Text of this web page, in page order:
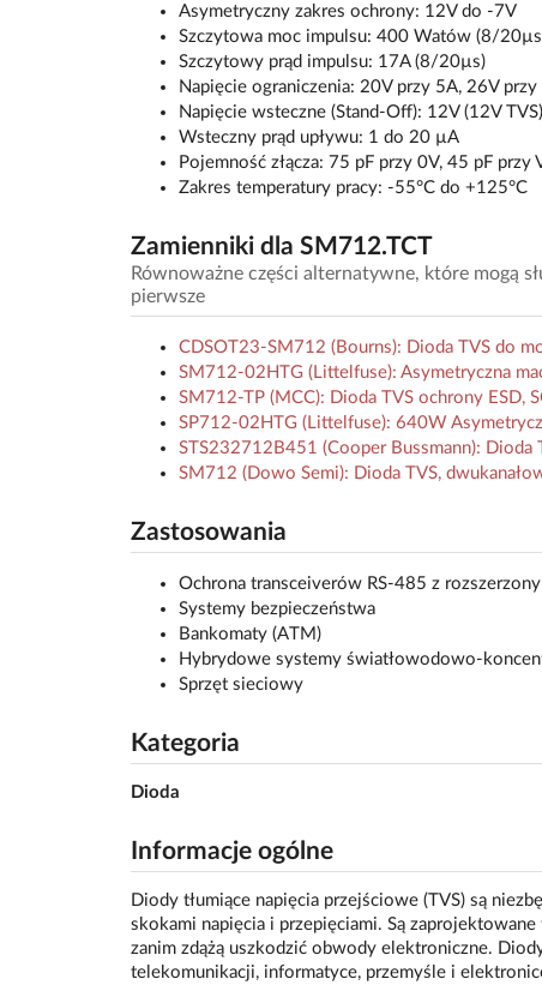
Asymetryczny zakres ochrony: 12V do -7V
Szczytowa moc impulsu: 400 Watów (8/
Szczytowy prąd impulsu: 17A (8/20µs)
Napięcie ograniczenia: 20V przy 5A, 26V
Napięcie wsteczne (Stand-Off): 12V (12V
Wsteczny prąd upływu: 1 do 20 µA
Pojemność złącza: 75 pF przy 0V, 45 pF przy
Zakres temperatury pracy: -55°C do +125°C
Zamienniki dla SM712.TCT
Równoważne części alternatywne, które mogą
pierwsze
CDSOT23-SM712 (Bourns): Dioda TVS do
SM712-02HTG (Littelfuse): Asymetryczna
SM712-TP (MCC): Dioda TVS ochrony ESD,
SP712-02HTG (Littelfuse): 640W
STS232712B451 (Cooper Bussmann):
SM712 (Dowo Semi): Dioda TVS,
Zastosowania
Ochrona transceiverów RS-485 z
Systemy bezpieczeństwa
Bankomaty (ATM)
Hybrydowe systemy światłowodowo-
Sprzęt sieciowy
Kategoria
Dioda
Informacje ogólne
Diody tłumiące napięcia przejściowe (TVS) są
skokami napięcia i przepięciami. Są
zanim zdążą uszkodzić obwody elektroniczne.
telekomunikacji, informatyce, przemyśle i